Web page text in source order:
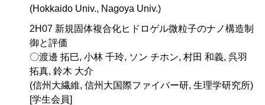
(Hokkaido Univ., Nagoya Univ.)
2H07 新規固体複合化ヒドロゲル微粒子のナノ構造制
御と評価
〇渡邊 拓巳, 小林 千玲, ソン チホン, 村田 和義, 呉羽
拓真, 鈴木 大介
(信州大繊維, 信州大国際ファイバー研, 生理学研究所)
[学生会員]